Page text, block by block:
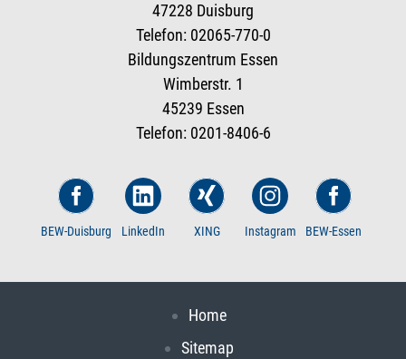
47228 Duisburg
Telefon: 02065-770-0
Bildungszentrum Essen
Wimberstr. 1
45239 Essen
Telefon: 0201-8406-6
BEW-Duisburg LinkedIn XING Instagram BEW-Essen
Home
Sitemap